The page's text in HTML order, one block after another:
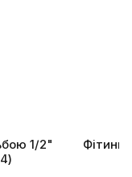
1/2"
Фітинг